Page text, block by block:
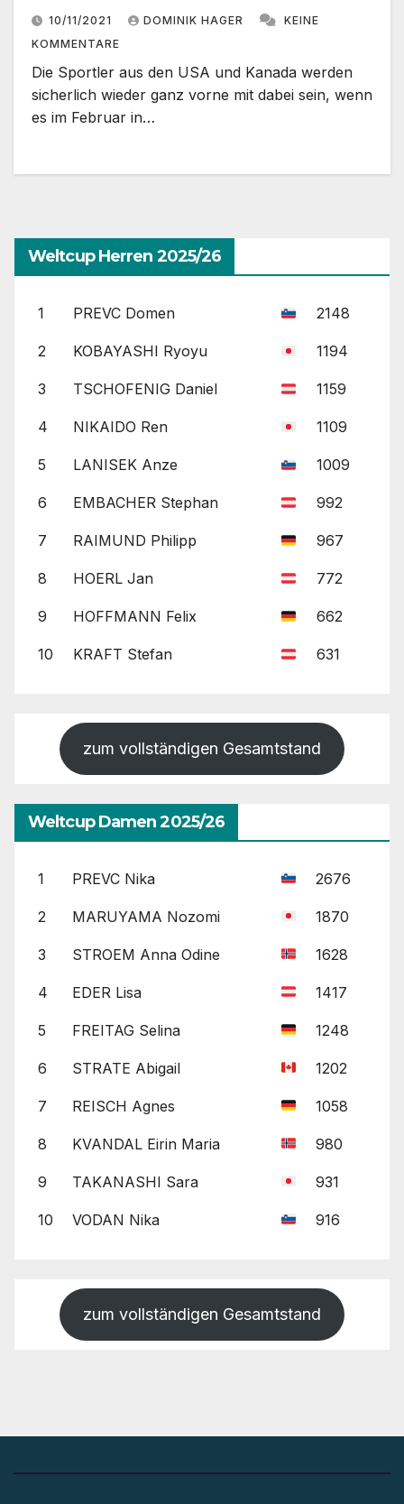
10/11/2021 DOMINIK HAGER
KEINE
KOMMENTARE
Die Sportler aus den USA und Kanada werden
sicherlich wieder ganz vorne mit dabei sein, wenn
es im Februar in…
Weltcup Herren 2025/26
1 PREVC Domen 2148
2 KOBAYASHI Ryoyu 1194
3 TSCHOFENIG Daniel 1159
4 NIKAIDO Ren 1109
5 LANISEK Anze 1009
6 EMBACHER Stephan 992
7 RAIMUND Philipp 967
8 HOERL Jan 772
9 HOFFMANN Felix 662
10 KRAFT Stefan 631
zum vollständigen Gesamtstand
Weltcup Damen 2025/26
1 PREVC Nika 2676
2 MARUYAMA Nozomi 1870
3 STROEM Anna Odine 1628
4 EDER Lisa 1417
5 FREITAG Selina 1248
6 STRATE Abigail 1202
7 REISCH Agnes 1058
8 KVANDAL Eirin Maria 980
9 TAKANASHI Sara 931
10 VODAN Nika 916
zum vollständigen Gesamtstand